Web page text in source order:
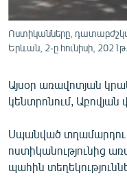
ՏՏ ԵՒ ԻՆՏԵՐՆԵՏ
ԿՈՐՈՆԱՎԻՐՈՒՍ
ՏԵՍԱՆՅՈՒԹԵՐ
ՁԳՏԵԼՈՎ
ՓՈԴՔԱՍԹ
Ոստիկանները,
Երևան, 2-ը հունիսի, 2021թ․
Այսօր առավոտյան
կենտրոնում, Աբովյան
Սպանված տղամարդու
ոստիկանությունից
պահին